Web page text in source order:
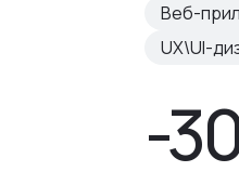
Веб-
UX\UI-
-